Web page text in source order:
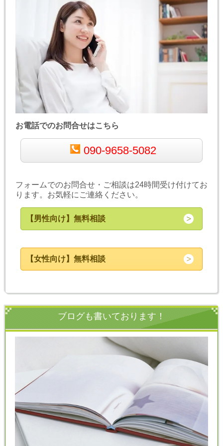
お電話でのお問合せはこちら
090-9658-5082
フォームでのお問合せ・ご相談は24時間受け付けてお
ります。お気軽にご連絡ください。
【男性向け】無料相談
【女性向け】無料相談
ブログも書いております！